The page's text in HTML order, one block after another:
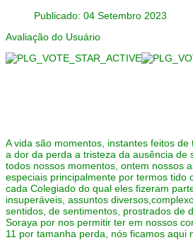
Publicado: 04 Setembro 2023
Avaliação do Usuário
A vida são momentos, instantes feitos
a dor da perda a tristeza da ausência
todos nossos momentos, ontem nossos
especiais principalmente por termos tido
cada Colegiado do qual eles fizeram
insuperáveis, assuntos
sentidos, de sentimentos, prostrados de
Soraya por nos permitir ter em nossos
11 por tamanha perda, nós ficamos aqui